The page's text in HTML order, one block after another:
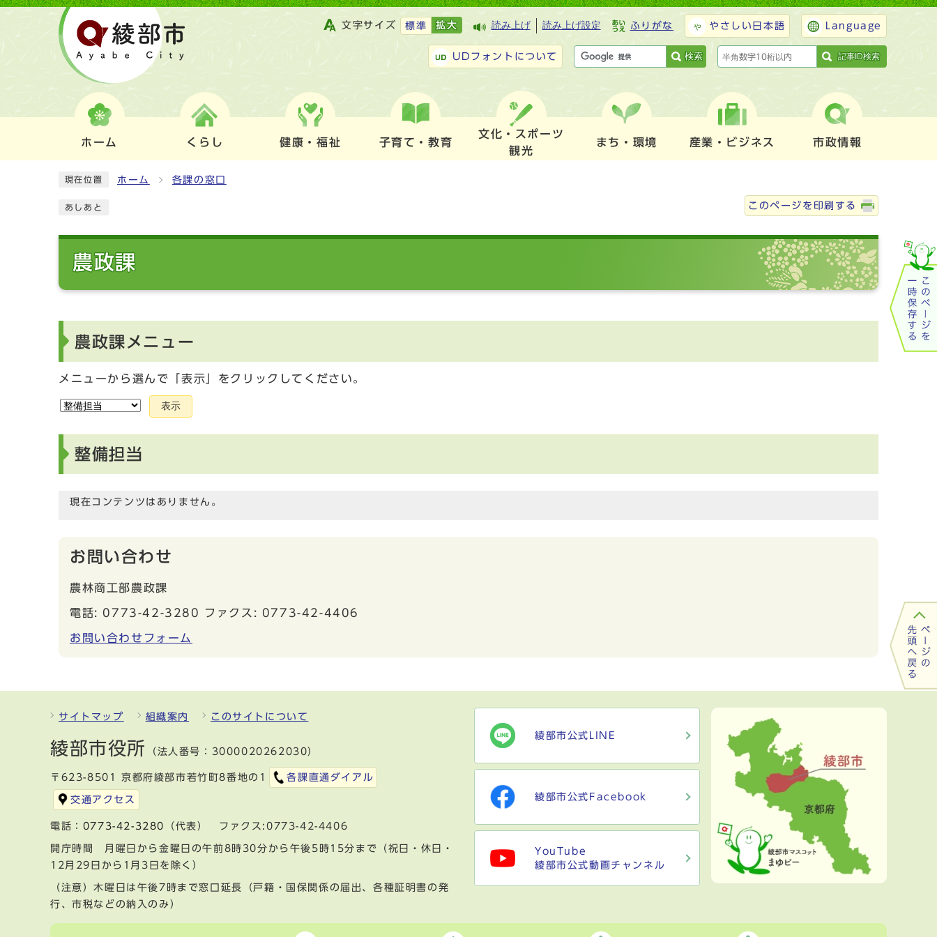
文字サイズ 標準 拡大 読み上げ 読み上げ設定 ふりがな やさしい日本語 Language
UDフォントについて 検索 記事ID検索
ホーム くらし 健康・福祉 子育て・教育
文化・スポーツ
観光
まち・環境 産業・ビジネス 市政情報
現在位置 ホーム 各課の窓口
あしあと このページを印刷する
農政課
農政課メニュー
メニューから選んで「表示」をクリックしてください。
表示
整備担当
現在コンテンツはありません。
お問い合わせ
農林商工部農政課
電話: 0773-42-3280 ファクス: 0773-42-4406
お問い合わせフォーム
サイトマップ 組織案内 このサイトについて
綾部市役所 （法人番号：3000020262030）
〒623-8501 京都府綾部市若竹町8番地の1 各課直通ダイアル
交通アクセス
電話： 0773-42-3280 （代表） ファクス:0773-42-4406
開庁時間 月曜日から金曜日の午前8時30分から午後5時15分まで（祝日・休日・
12月29日から1月3日を除く）
（注意）木曜日は午後7時まで窓口延長（戸籍・国保関係の届出、各種証明書の発
行、市税などの納入のみ）
綾部市公式LINE
綾部市公式Facebook
YouTube
綾部市公式動画チャンネル